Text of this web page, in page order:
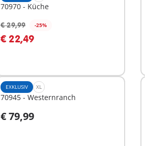
70970 - Küche
€ 29,99 -25%
€ 22,49
EXKLUSIV XL
70945 - Westernranch
€ 79,99
In den Warenkorb